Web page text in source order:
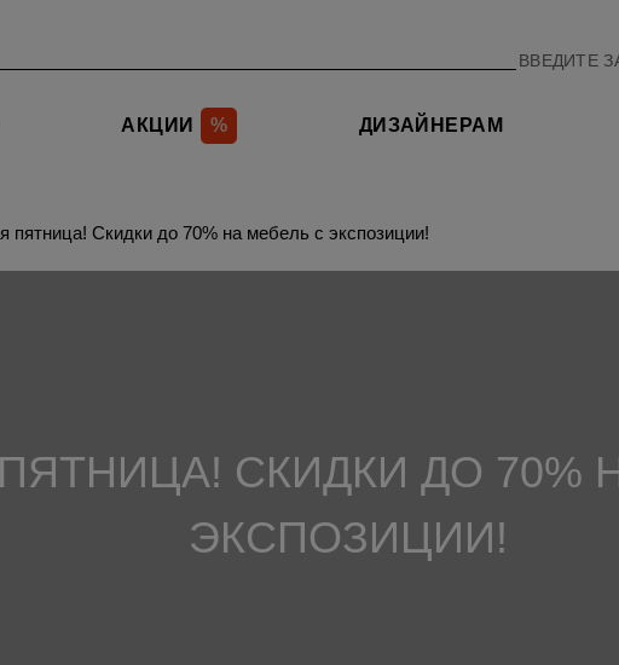
АКЦИИ % ДИЗАЙНЕРАМ
пятница! Скидки до 70% на мебель с экспозиции!
СКИДКИ ДО 70%
ЭКСПОЗИЦИИ!